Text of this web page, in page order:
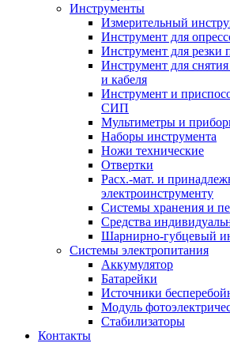
Инструменты
Измерительный
Инструмент для
Инструмент для резки
Инструмент для
и кабеля
Инструмент и
СИП
Мультиметры и
Наборы инструмента
Ножи технические
Отвертки
Расх.-мат. и
электроинструменту
Системы хранения и
Средства
Шарнирно-губцевый
Системы электропитания
Аккумулятор
Батарейки
Источники
Модуль
Стабилизаторы
Контакты